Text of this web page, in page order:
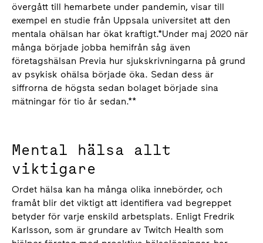
övergått till hemarbete under pandemin, visar till
exempel en studie från Uppsala universitet att den
mentala ohälsan har ökat kraftigt.*Under maj 2020 när
många började jobba hemifrån såg även
företagshälsan Previa hur sjukskrivningarna på grund
av psykisk ohälsa började öka. Sedan dess är
siffrorna de högsta sedan bolaget började sina
mätningar för tio år sedan.**
Mental hälsa allt
viktigare
Ordet hälsa kan ha många olika innebörder, och
framåt blir det viktigt att identifiera vad begreppet
betyder för varje enskild arbetsplats. Enligt Fredrik
Karlsson, som är grundare av Twitch Health som